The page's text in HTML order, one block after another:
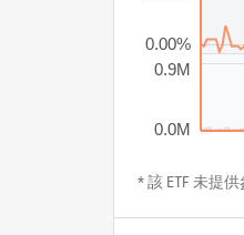
0.0M
0.9M
0.00%
* 該 ETF 未提